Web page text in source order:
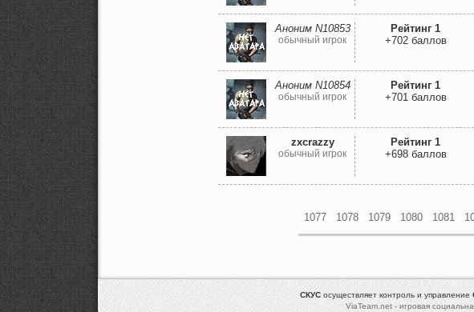
Аноним N10853
обычный игрок
Рейтинг 1
+702 баллов
Аноним N10854
обычный игрок
Рейтинг 1
+701 баллов
zxcrazzy
обычный игрок
Рейтинг 1
+698 баллов
1077 1078 1079 1080 1081
СКУСосуществляет контроль и управление
ViaTeam.net - игровая